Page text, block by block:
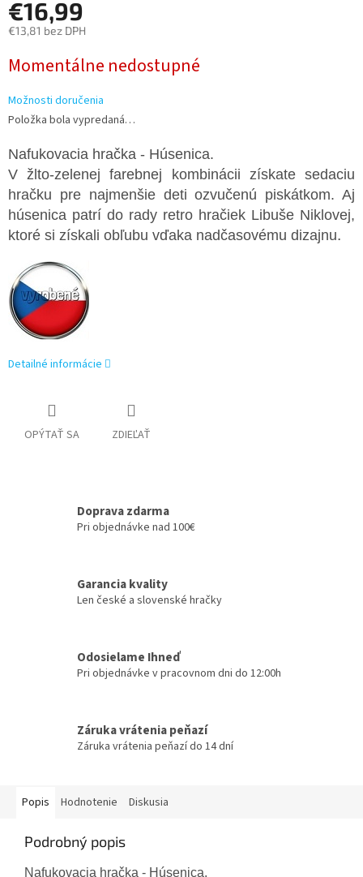
€16,99
€13,81 bez DPH
cena:
Momentálne nedostupné
Možnosti doručenia
Položka bola vypredaná…
Nafukovacia hračka - Húsenica.
V žlto-zelenej farebnej kombinácii získate sedaciu
hračku pre najmenšie deti ozvučenú piskátkom. Aj
húsenica patrí do rady retro hračiek Libuše Niklovej,
ktoré si získali obľubu vďaka nadčasovému dizajnu.
Detailné informácie
OPÝTAŤ SA ZDIEĽAŤ
Doprava zdarma
Pri objednávke nad 100€
Garancia kvality
Len české a slovenské hračky
Odosielame Ihneď
Pri objednávke v pracovnom dni do 12:00h
Záruka vrátenia peňazí
Záruka vrátenia peňazí do 14 dní
Popis Hodnotenie Diskusia
Podrobný popis
Nafukovacia hračka - Húsenica.